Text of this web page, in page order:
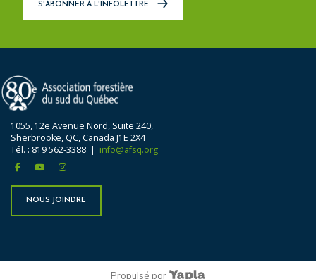
S'ABONNER À L'INFOLETTRE
1055, 12e Avenue Nord, Suite 240,
Sherbrooke, QC, Canada J1E 2X4
Tél. : 819 562-3388 | info@afsq.org
facebookyoutubeinstagram
NOUS JOINDRE
Propulsé par